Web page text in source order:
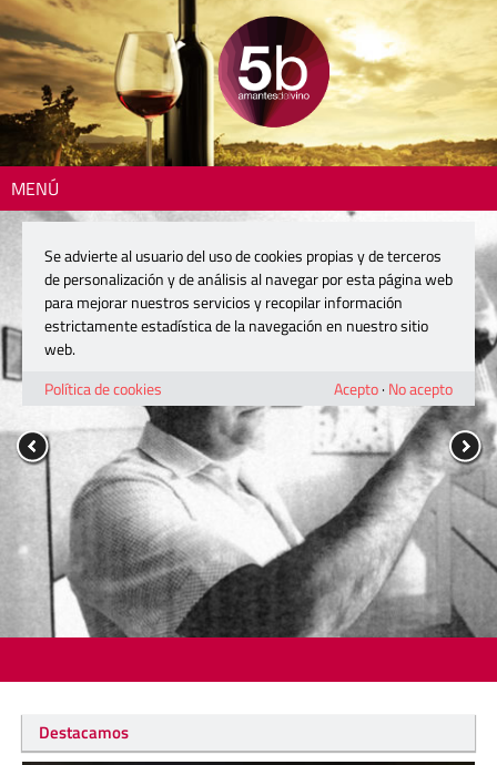
MENÚ
Destacamos
Se advierte al usuario del uso de cookies propias y de terceros
de personalización y de análisis al navegar por esta página web
para mejorar nuestros servicios y recopilar información
estrictamente estadística de la navegación en nuestro sitio
web.
Política de cookies
Acepto· No acepto